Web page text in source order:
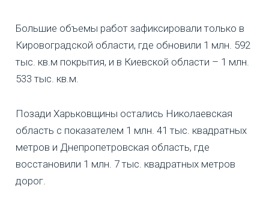
Большие объемы работ зафиксировали только в
Кировоградской области, где обновили 1 млн. 592
тыс. кв.м покрытия, и в Киевской области – 1 млн.
533 тыс. кв.м.
Позади Харьковщины остались Николаевская
область с показателем 1 млн. 41 тыс. квадратных
метров и Днепропетровская область, где
восстановили 1 млн. 7 тыс. квадратных метров
дорог.